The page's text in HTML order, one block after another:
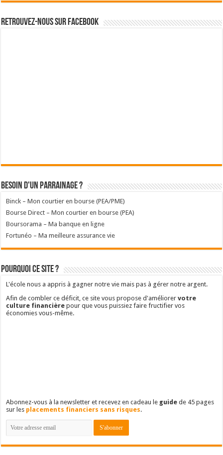
Retrouvez-nous sur Facebook
Besoin d'un parrainage ?
Binck – Mon courtier en bourse (PEA/PME)
Bourse Direct – Mon courtier en bourse (PEA)
Boursorama – Ma banque en ligne
Fortunéo – Ma meilleure assurance vie
Pourquoi ce site ?
L'école nous a appris à gagner notre vie mais pas à gérer notre argent.
Afin de combler ce déficit, ce site vous propose d'améliorervotre
culture financière pour que vous puissiez faire fructifier vos
économies vous-même.
Abonnez-vous à la newsletter et recevez en cadeau le guide de 45 pages
sur les placements financiers sans risques.